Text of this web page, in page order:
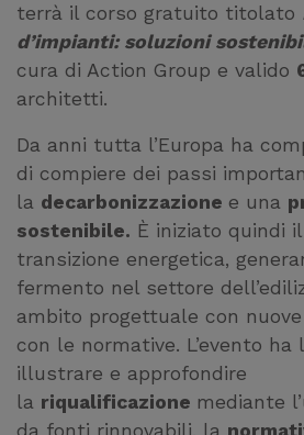
terrà il corso gratuito titolato
d’impianti: soluzioni
cura di Action Group e valido
architetti.
Da anni tutta l’Europa ha
di compiere dei passi
la decarbonizzazione e una
sostenibile. È iniziato quindi
transizione energetica,
fermento nel settore
ambito progettuale con
con le normative. L’evento ha
illustrare e approfondire
la riqualificazione mediante
da fonti rinnovabili, la